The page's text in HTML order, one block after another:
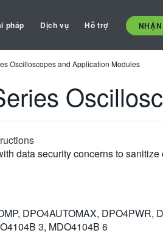
pháp Dịch vụ Hỗ trợ
Oscilloscopes and Application Modules
data security concerns to
DPO4AUTOMAX,
3, MDO4104B 6